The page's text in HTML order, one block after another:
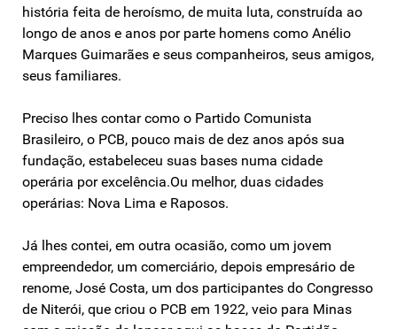
história feita de heroísmo, de muita luta, construída ao
longo de anos e anos por parte homens como Anélio
Marques Guimarães e seus companheiros, seus amigos,
seus familiares.
Preciso lhes contar como o Partido Comunista
Brasileiro, o PCB, pouco mais de dez anos após sua
fundação, estabeleceu suas bases numa cidade
operária por excelência.Ou melhor, duas cidades
operárias: Nova Lima e Raposos.
Já lhes contei, em outra ocasião, como um jovem
empreendedor, um comerciário, depois empresário de
renome, José Costa, um dos participantes do Congresso
de Niterói, que criou o PCB em 1922, veio para Minas